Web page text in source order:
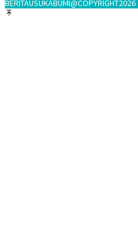
BERITAUSUKABUMI@COPYRIGHT2026